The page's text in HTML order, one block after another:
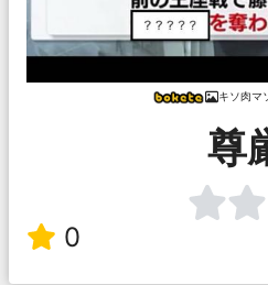
キソ肉マ
尊
0